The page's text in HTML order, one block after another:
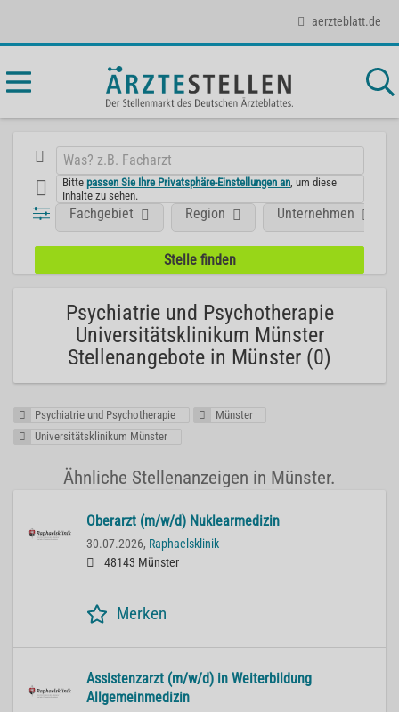
aerzteblatt.de
Bittepassen Sie Ihre Privatsphäre-Einstellungen an , um diese
Inhalte zu sehen.
Fachgebiet Region Unternehmen
Psychiatrie und Psychotherapie
Universitätsklinikum Münster
Stellenangebote in Münster (0)
Psychiatrie und Psychotherapie
Münster
Universitätsklinikum Münster
Ähnliche Stellenanzeigen in Münster.
Oberarzt (m/w/d) Nuklearmedizin
30.07.2026, Raphaelsklinik
48143 Münster
Merken
Assistenzarzt (m/w/d) in Weiterbildung
Allgemeinmedizin